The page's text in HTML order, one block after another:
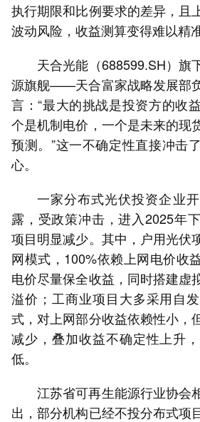
执行期限和比例要求的差异，且
波动风险，收益测算变得难以精
天合光能（688599.SH）旗
源旗舰——天合富家战略发展部
言：“最大的挑战是投资方的收
个是机制电价，一个是未来的现
预测。”这一不确定性直接冲击
心。
一家分布式光伏投资企业
露，受政策冲击，进入2025年
项目明显减少。其中，户用光伏
网模式，100%依赖上网电价收
电价尽量保全收益，同时搭建虚
溢价；工商业项目大多采用自
式，对上网部分收益依赖性小，
减少，叠加收益不确定性上升
低。
江苏省可再生能源行业协会
出，部分机构已经不投分布式项